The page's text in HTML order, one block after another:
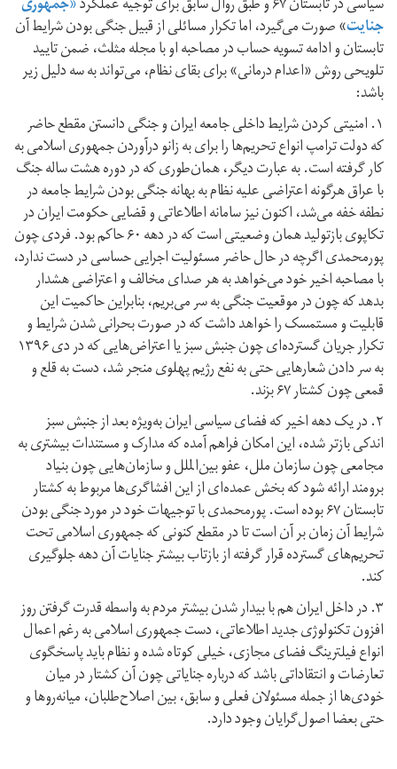
جنایت» صورت می‌گیرد، اما تکرار مسائلی از قبیل جنگی بودن شرایط آن
تابستان و ادامه تسویه حساب در مصاحبه او با مجله مثلث، ضمن تایید
تلویحی روش «اعدام درمانی» برای بقای نظام، می‌تواند به سه دلیل زیر
باشد:
۱. امنیتی کردن شرایط داخلی جامعه ایران و جنگی دانستن مقطع حاضر
که دولت ترامپ انواع تحریم‌ها را برای به زانو درآوردن جمهوری اسلامی به
کار گرفته است. به عبارت دیگر، همان‌طوری که در دوره هشت ساله جنگ
با عراق هرگونه اعتراضی علیه نظام به بهانه جنگی بودن شرایط جامعه در
نطفه خفه می‌شد، اکنون نیز سامانه اطلاعاتی و قضایی حکومت ایران در
تکاپوی بازتولید همان وضعیتی است که در دهه ۶۰ حاکم بود. فردی چون
پورمحمدی اگرچه در حال حاضر مسئولیت اجرایی حساسی در دست ندارد،
با مصاحبه اخیر خود می‌خواهد به هر صدای مخالف و اعتراضی هشدار
بدهد که چون در موقعیت جنگی به سر می‌بریم، بنابراین حاکمیت این
قابلیت و مستمسک را خواهد داشت که در صورت بحرانی شدن شرایط و
تکرار جریان گسترده‌ای چون جنبش سبز یا اعتراض‌هایی که در دی ۱۳۹۶
به سر دادن شعارهایی حتی به نفع رژیم پهلوی منجر شد، دست به قلع و
قمعی چون کشتار ۶۷ بزند.
۲. در یک دهه اخیر که فضای سیاسی ایران به‌ویژه بعد از جنبش سبز
اندکی بازتر شده، این امکان فراهم آمده که مدارک و مستندات بیشتری به
مجامعی چون سازمان ملل، عفو بین‌الملل و سازمان‌هایی چون بنیاد
برومند ارائه شود که بخش عمده‌ای از این افشاگری‌ها مربوط به کشتار
تابستان ۶۷ بوده است. پورمحمدی با توجیهات خود در مورد جنگی بودن
شرایط آن زمان بر آن است تا در مقطع کنونی که جمهوری اسلامی تحت
تحریم‌های گسترده قرار گرفته از بازتاب بیشتر جنایات آن دهه جلوگیری
کند.
۳. در داخل ایران هم با بیدار شدن بیشتر مردم به واسطه قدرت گرفتن روز
افزون تکنولوژی جدید اطلاعاتی، دست جمهوری اسلامی به رغم اعمال
انواع فیلترینگ فضای مجازی، خیلی کوتاه شده و نظام باید پاسخگوی
تعارضات و انتقاداتی باشد که درباره جنایاتی چون آن کشتار در میان
خودی‌ها از جمله مسئولان فعلی و سابق، بین اصلاح‌طلبان، میانه‌روها و
حتی بعضا اصول‌گرایان وجود دارد.